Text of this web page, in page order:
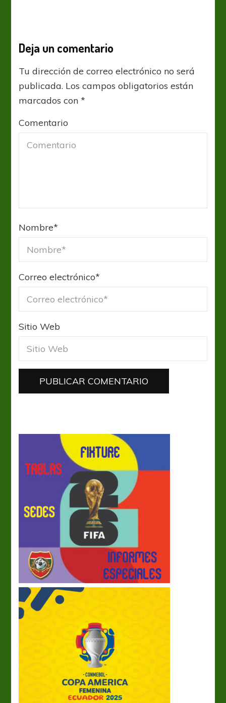
Deja un comentario
Tu dirección de correo electrónico no será
publicada. Los campos obligatorios están
marcados con*
Comentario
Nombre*
Correo electrónico*
Sitio Web